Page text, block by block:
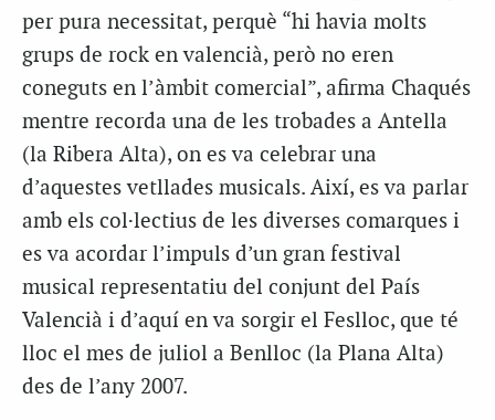
per pura necessitat, perquè “hi havia molts
grups de rock en valencià, però no eren
coneguts en l’àmbit comercial”, afirma Chaqués
mentre recorda una de les trobades a Antella
(la Ribera Alta), on es va celebrar una
d’aquestes vetllades musicals. Així, es va parlar
amb els col·lectius de les diverses comarques i
es va acordar l’impuls d’un gran festival
musical representatiu del conjunt del País
Valencià i d’aquí en va sorgir el Feslloc, que té
lloc el mes de juliol a Benlloc (la Plana Alta)
des de l’any 2007.